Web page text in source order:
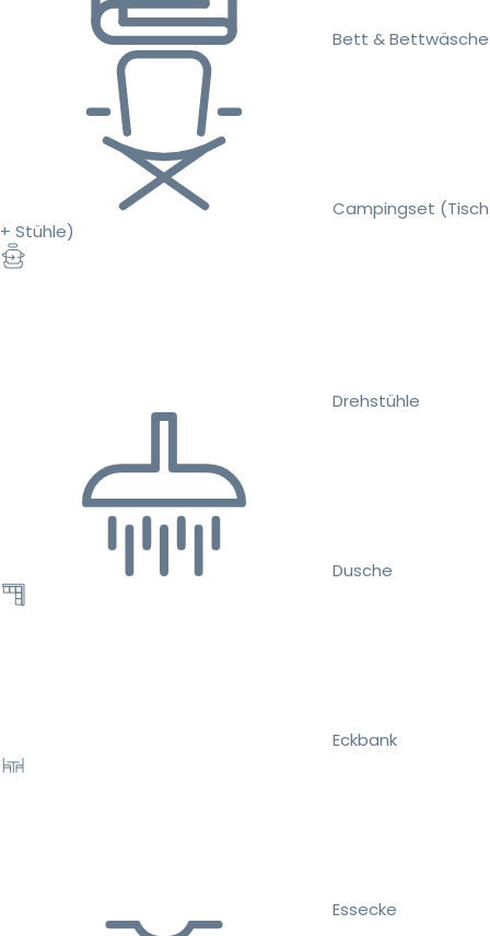
Bett & Bettwäsche
Campingset (Tisch
+ Stühle)
Drehstühle
Dusche
Eckbank
Essecke